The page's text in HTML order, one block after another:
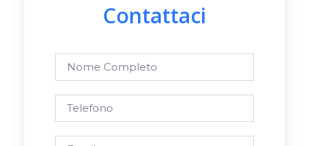
Contattaci